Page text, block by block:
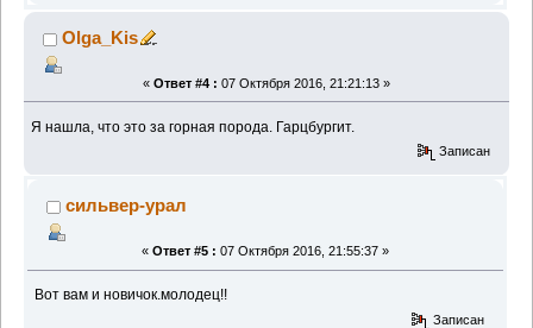
Olga_Kis
« Ответ #4 : 07 Октября 2016, 21:21:13 »
Я нашла, что это за горная порода. Гарцбургит.
Записан
сильвер-урал
« Ответ #5 : 07 Октября 2016, 21:55:37 »
Вот вам и новичок.молодец!!
Записан